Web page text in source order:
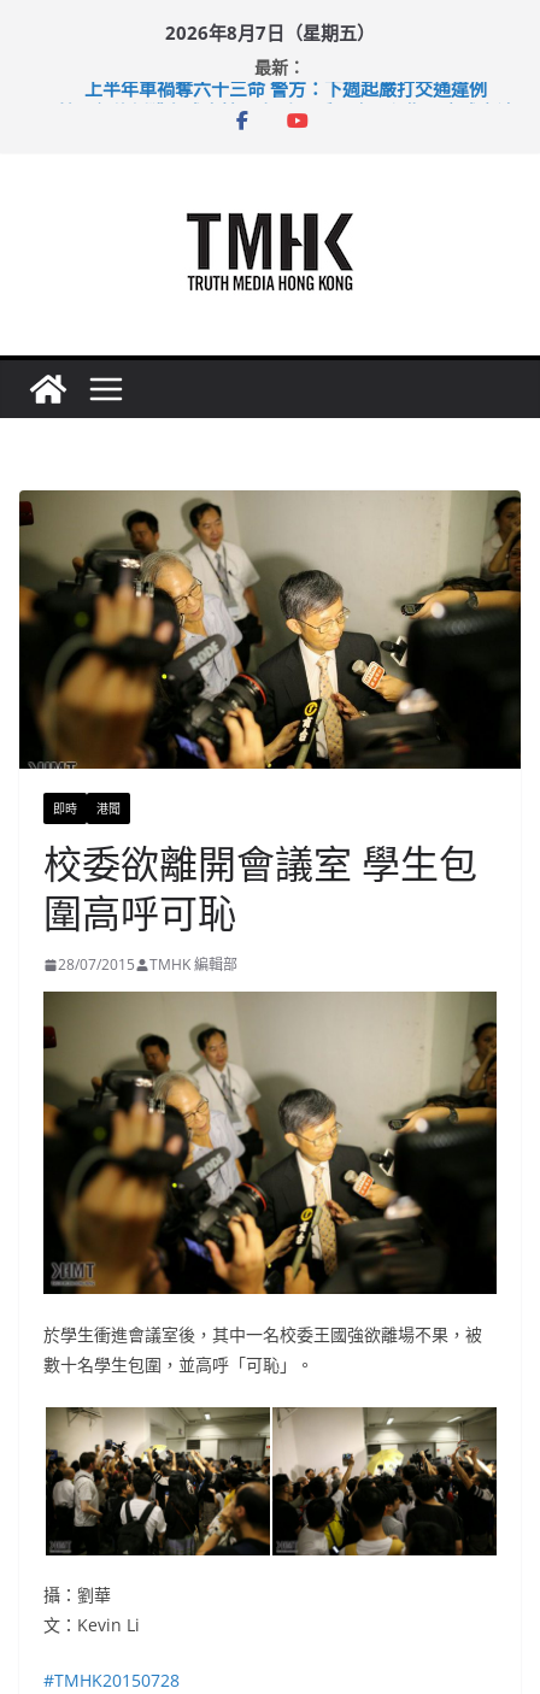
2026年8月7日（星期五）
最新：
上半年車禍奪六十三命 警方：下週起嚴打交通違例
性罪行修例獲九成支持 鄧炳強：爭取今屆任期內完成立法
即時 港聞
校委欲離開會議室 學生包
圍高呼可恥
28/07/2015 TMHK 編輯部
於學生衝進會議室後，其中一名校委王國強欲離場不果，被
數十名學生包圍，並高呼「可恥」。
攝：劉華
文：Kevin Li
‪#‎TMHK20150728‬